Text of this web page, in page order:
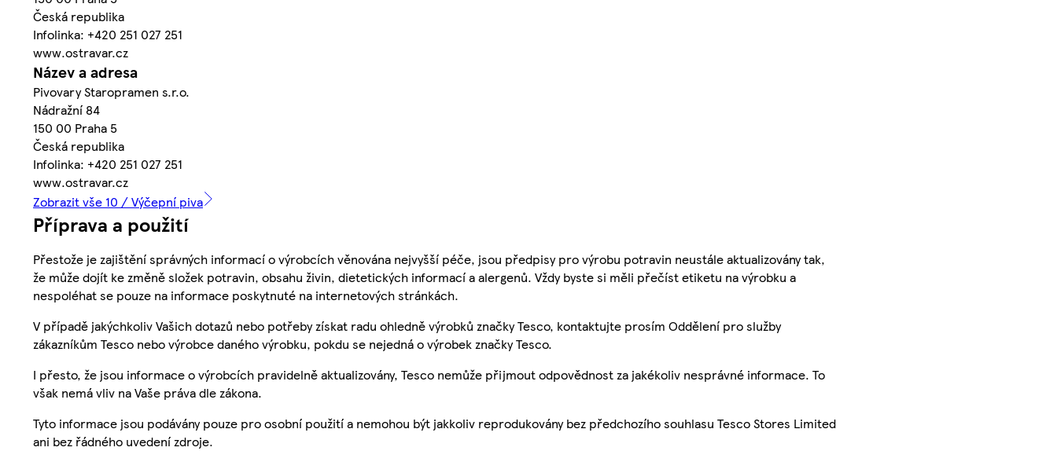
Česká republika
Infolinka: +420 251 027 251
www.ostravar.cz
Název a adresa
Pivovary Staropramen s.r.o.
Nádražní 84
150 00 Praha 5
Česká republika
Infolinka: +420 251 027 251
www.ostravar.cz
Zobrazit vše 10 / Výčepní piva
Příprava a použití
Přestože je zajištění správných informací o výrobcích věnována nejvyšší péče, jsou předpisy pro výrobu potravin neustále aktualizovány tak,
že může dojít ke změně složek potravin, obsahu živin, dietetických informací a alergenů. Vždy byste si měli přečíst etiketu na výrobku a
nespoléhat se pouze na informace poskytnuté na internetových stránkách.
V případě jakýchkoliv Vašich dotazů nebo potřeby získat radu ohledně výrobků značky Tesco, kontaktujte prosím Oddělení pro služby
zákazníkům Tesco nebo výrobce daného výrobku, pokdu se nejedná o výrobek značky Tesco.
I přesto, že jsou informace o výrobcích pravidelně aktualizovány, Tesco nemůže přijmout odpovědnost za jakékoliv nesprávné informace. To
však nemá vliv na Vaše práva dle zákona.
Tyto informace jsou podávány pouze pro osobní použití a nemohou být jakkoliv reprodukovány bez předchozího souhlasu Tesco Stores Limited
ani bez řádného uvedení zdroje.